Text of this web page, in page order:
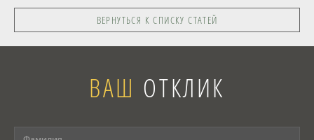
ВЕРНУТЬСЯ К СПИСКУ СТАТЕЙ
ВАШ ОТКЛИК